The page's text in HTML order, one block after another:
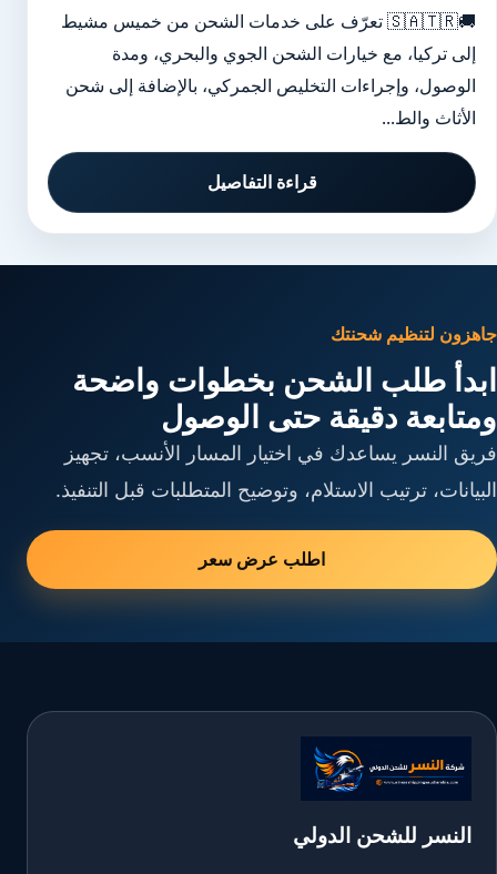
🚚🇸🇦🇹🇷 تعرّف على خدمات الشحن من خميس مشيط
إلى تركيا، مع خيارات الشحن الجوي والبحري، ومدة
الوصول، وإجراءات التخليص الجمركي، بالإضافة إلى شحن
الأثاث والط...
قراءة التفاصيل
جاهزون لتنظيم شحنتك
ابدأ طلب الشحن بخطوات واضحة
ومتابعة دقيقة حتى الوصول
فريق النسر يساعدك في اختيار المسار الأنسب، تجهيز
البيانات، ترتيب الاستلام، وتوضيح المتطلبات قبل التنفيذ.
اطلب عرض سعر
النسر للشحن الدولي